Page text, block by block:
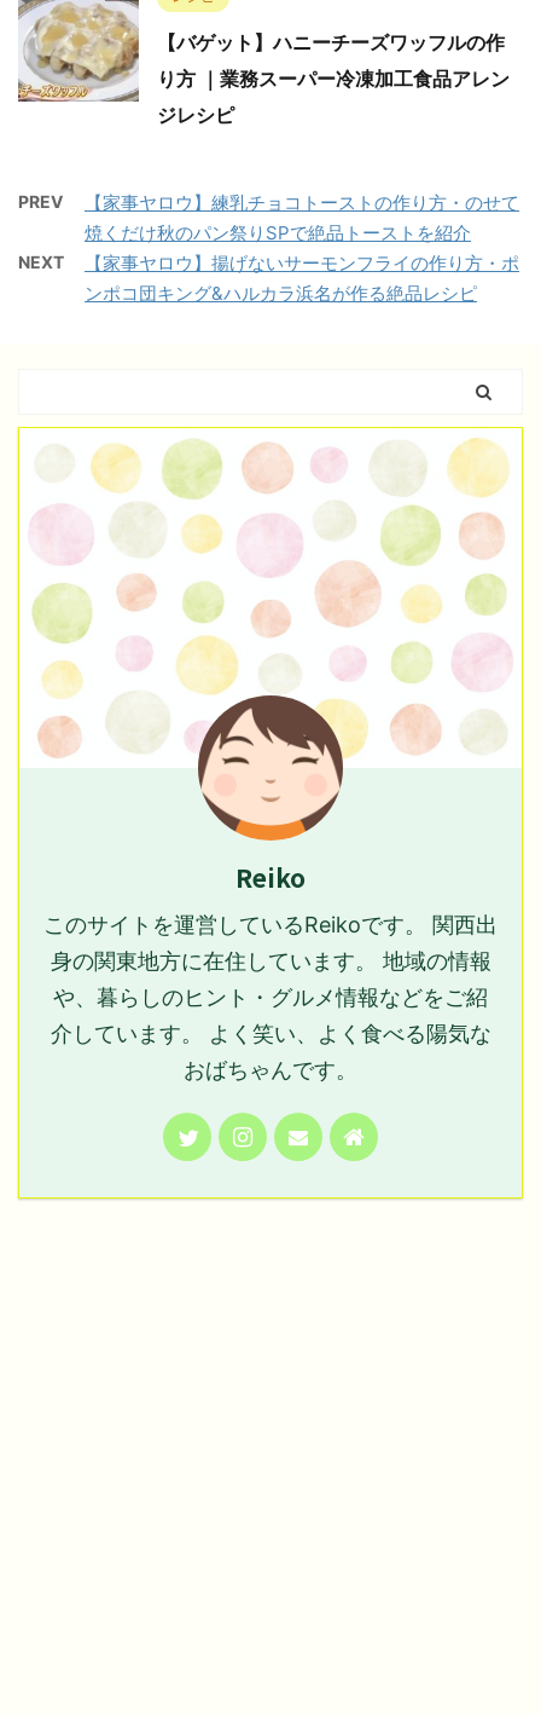
【バゲット】ハニーチーズワッフルの作
り方 ｜業務スーパー冷凍加工食品アレン
ジレシピ
PREV
【家事ヤロウ】練乳チョコトーストの作り方・のせて
焼くだけ秋のパン祭りSPで絶品トーストを紹介
NEXT
【家事ヤロウ】揚げないサーモンフライの作り方・ポ
ンポコ団キング&ハルカラ浜名が作る絶品レシピ
Reiko
このサイトを運営しているReikoです。 関西出
身の関東地方に在住しています。 地域の情報
や、暮らしのヒント・グルメ情報などをご紹
介しています。 よく笑い、よく食べる陽気な
おばちゃんです。